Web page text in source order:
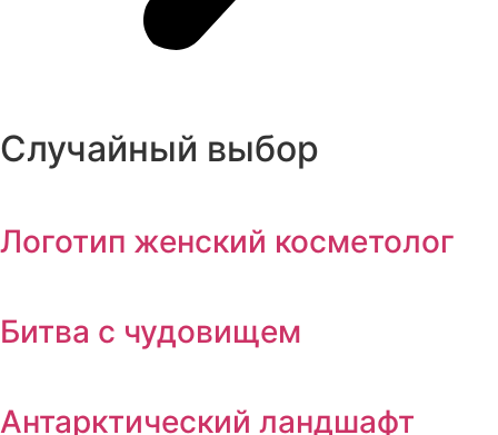
Случайный выбор
Логотип женский косметолог
Битва с чудовищем
Антарктический ландшафт